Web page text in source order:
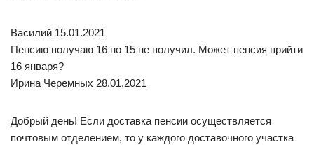
Василий 15.01.2021
Пенсию получаю 16 но 15 не получил. Может пенсия прийти
16 января?
Ирина Черемных 28.01.2021
Добрый день! Если доставка пенсии осуществляется
почтовым отделением, то у каждого доставочного участка